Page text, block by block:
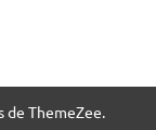
de ThemeZee.